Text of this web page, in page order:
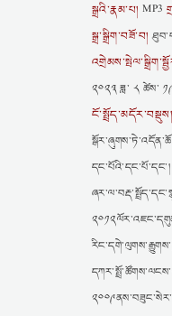
སྒྲའི་རྣམ་པ། MP3
སྒྲ་སྒྲིག་བཟོ་བ།
༢༠༢༣ ཟླ་ ༨ ཚེས་
ངོ་སྤྲོད་མདོར་བསྡུས།